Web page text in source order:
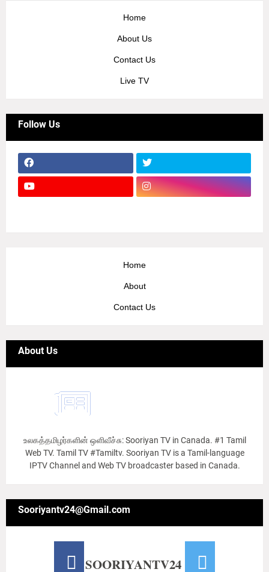
Home
About Us
Contact Us
Live TV
Follow Us
Home
About
Contact Us
About Us
உலகத்தமிழர்களின் ஒளிவீச்சு: Sooriyan TV in Canada. #1 Tamil
Web TV. Tamil TV #Tamiltv. Sooriyan TV is a Tamil-language
IPTV Channel and Web TV broadcaster based in Canada.
Sooriyantv24@Gmail.com
SOORIYANTV24